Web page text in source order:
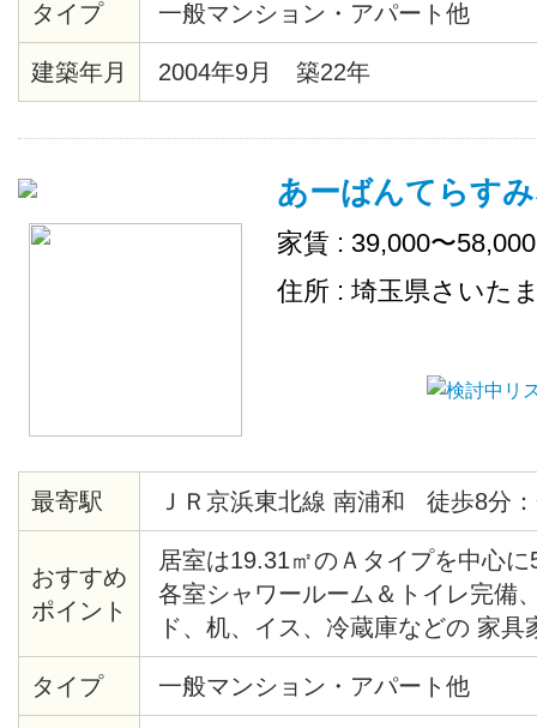
ル、クローゼット、シューズボッ
ン、ゴミ置場、駐輪場、地上デジ
ＴＶ（CATV会社名 ：埼玉ケーブ
タイプ 一般マンション・アパート他
建築年月 2004年9月 築22年
あーばんてらす
家賃 : 39,000〜
住所 : 埼玉県さいた
最寄駅 ＪＲ京浜東北線 南浦和 徒歩8分
おすすめ
ポイント
居室は19.31㎡のＡタイプを中心
各室シャワールーム＆トイレ完備
ド、机、イス、冷蔵庫などの 家具
タイプ 一般マンション・アパート他